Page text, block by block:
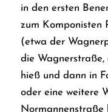
in den ersten
zum Komponisten
(etwa der
die Wagnerstraße,
hieß und dann in
oder eine weitere
Normannenstraße